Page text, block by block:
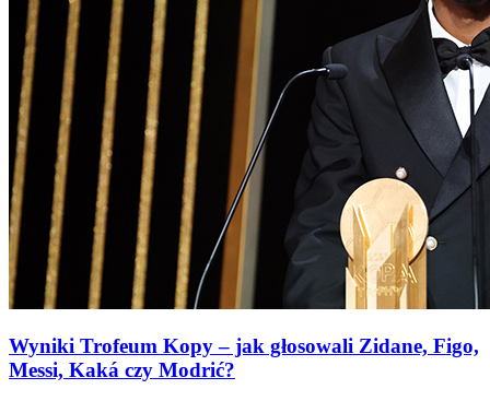
Wyniki Trofeum Kopy – jak głosowali Zidane, Figo,
Messi, Kaká czy Modrić?